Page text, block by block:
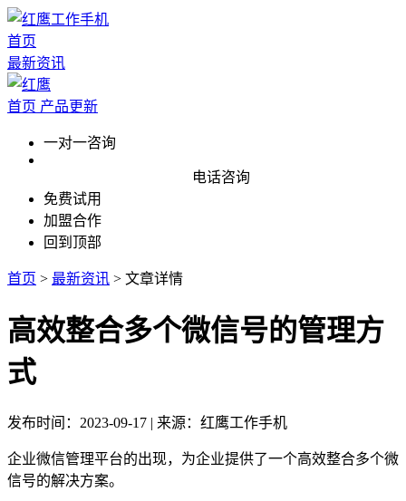
首页
最新资讯
首页 产品更新
一对一咨询
电话咨询
免费试用
加盟合作
回到顶部
首页 > 最新资讯 > 文章详情
高效整合多个微信号的管理方
式
发布时间：2023-09-17 | 来源：红鹰工作手机
企业微信管理平台的出现，为企业提供了一个高效整合多个微
信号的解决方案。